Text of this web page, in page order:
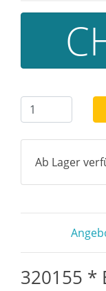
Ab Lager
320155 *